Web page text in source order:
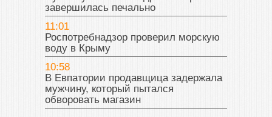
завершилась печально
11:01
Роспотребнадзор проверил морскую
воду в Крыму
10:58
В Евпатории продавщица задержала
мужчину, который пытался
обворовать магазин